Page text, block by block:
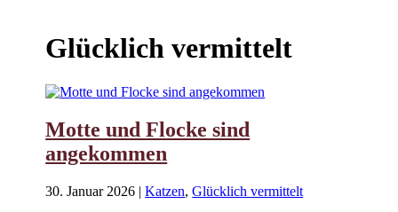
Glücklich vermittelt
Motte und Flocke sind
angekommen
30. Januar 2026 |Katzen,Glücklich vermittelt